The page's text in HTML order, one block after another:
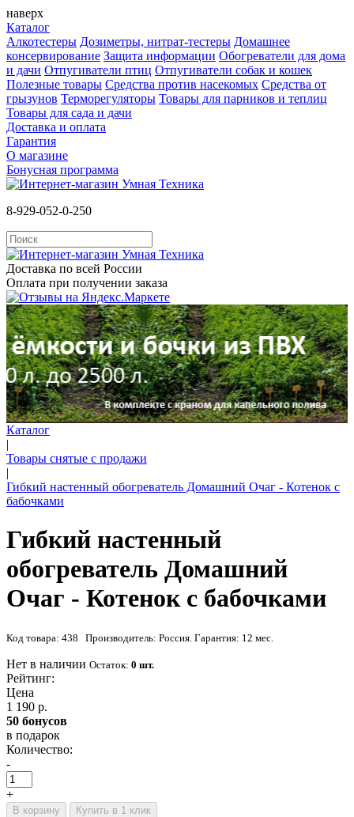
наверх
Каталог
Алкотестеры Дозиметры, нитрат-тестеры Домашнее
консервирование Защита информации Обогреватели для дома
и дачи Отпугиватели птиц Отпугиватели собак и кошек
Полезные товары Средства против насекомых Cредства от
грызунов Терморегуляторы Товары для парников и теплиц
Товары для сада и дачи
Доставка и оплата
Гарантия
О магазине
Бонусная программа
8-929-052-0-250
Доставка по всей России
Оплата при получении заказа
Каталог
|
Товары снятые с продажи
|
Гибкий настенный обогреватель Домашний Очаг - Котенок с
бабочками
Гибкий настенный
обогреватель Домашний
Очаг - Котенок с бабочками
Код товара: 438 Производитель: Россия. Гарантия: 12 мес.
Нет в наличии Остаток: 0 шт.
Рейтинг:
Цена
1 190 р.
50 бонусов
в подарок
Количество:
-
+
В корзину Купить в 1 клик